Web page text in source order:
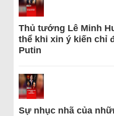
Thủ tướng Lê Minh
thể khi xin ý kiến chỉ
Putin
Sự nhục nhã của